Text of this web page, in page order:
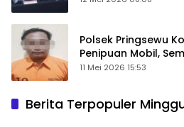
Polsek Pringsewu
Penipuan Mobil,
11 Mei 2026 15:53
Berita Terpopuler